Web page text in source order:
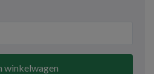
winkelwagen